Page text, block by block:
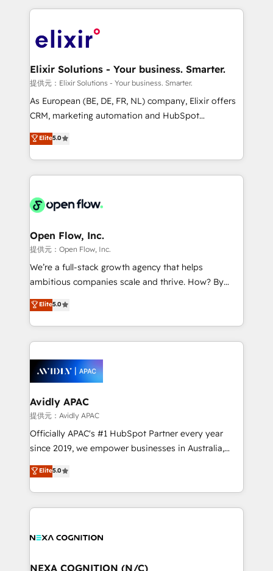
HIPAA-aware; CASL-compliant; GDPR-ready
implementations where required 💡 Why 500+
built to scale.
applications of our solutions; Technical HubSpot
Design, Migrations + Integrations. Mole Street’s
greatness, which is achieved through creating
absolute clarity, derived from a well-defined
strategy, executed well, and reported on with clear
results. The culture is driven by core values; Joy, Grit,
Mindedness, and Clarity. We are driven to win for the
collective good of the company and its clientele, and
things are happening.
Elixir Solutions - Your business. Smarter.
提供元：Elixir Solutions - Your business. Smarter.
As European (BE, DE, FR, NL) company, Elixir offers
CRM, marketing automation and HubSpot
integration products and services to mid-market
and enterprise customers. We ensure that your sales,
service and marketing department operates in the
most effective way, while at the same time
integrated buyers journey. Elixir is located in
and Amsterdam. Elixir is a first mover and leader
when it comes to HubSpot sales and service
implementations, highly renowned for our business
acumen, process (re-)design experience and a
integrate HubSpot with complex solutions like SAP,
MicroSoft, custom solutions,... Our company also has
Retail execution, CPQ, customer portals and
HubSpot CMS developments. And we're champions
Elite5.0
Open Flow, Inc.
提供元：Open Flow, Inc.
We’re a full-stack growth agency that helps
ambitious companies scale and thrive. How? By
upgrading and streamlining every single revenue-
generating aspect of your business. We’re proud
HubSpot Elite Solutions Partners and devout CRM
nerds who can harness HubSpot’s custom digital
experience. Working hand-in-hand with your team,
we’ll assemble a RevOps machine that drives more
traffic, generates better leads and crushes your
revenue goals. We've worked with thousands of
HubSpot customers and we'd love to work with you
too! Clients come to us for: Advanced CRM solutions
HubSpot Data System Migrations between systems
to HubSpot New lead generation strategies Time-
Elite5.0
Avidly APAC
提供元：Avidly APAC
Officially APAC's #1 HubSpot Partner every year
since 2019, we empower businesses in Australia,
New Zealand, and globally to realise their full
potential through enterprise HubSpot CRM
implementation. And we deliver best practice across
the whole HubSpot platform, covering marketing,
all businesses, from start-up to Enterprise, and have
the world. Our human approach to digital
Elite5.0
NEXA COGNITION (N/C)